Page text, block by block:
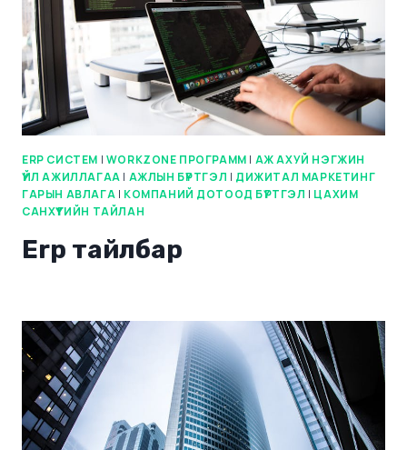
ERP СИСТЕМ | WORKZONE ПРОГРАММ | АЖ АХУЙ НЭГЖИН
ҮЙЛ АЖИЛЛАГАА | АЖЛЫН БҮРТГЭЛ | ДИЖИТАЛ МАРКЕТИНГ
ГАРЫН АВЛАГА | КОМПАНИЙ ДОТООД БҮРТГЭЛ | ЦАХИМ
САНХҮҮГИЙН ТАЙЛАН
Erp тайлбар